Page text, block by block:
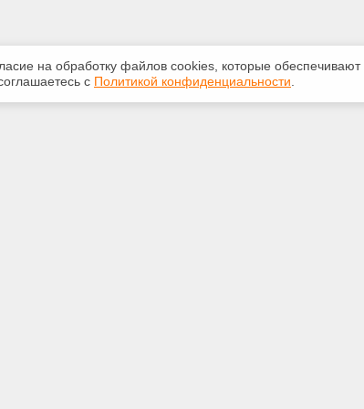
на обработку файлов сооkiеs, которые обеспечивают
с Политикой конфиденциальности